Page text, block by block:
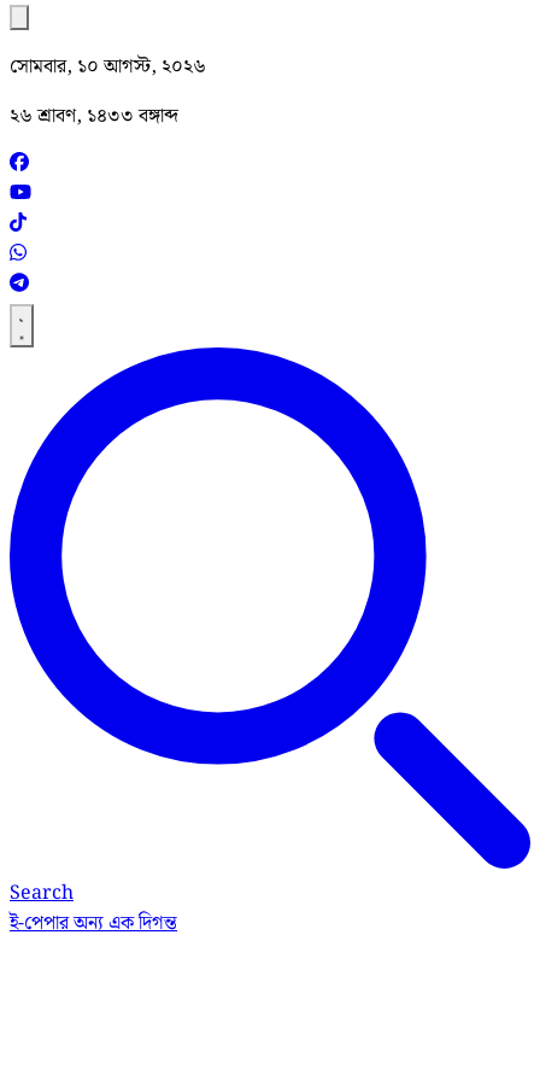
সোমবার, ১০ আগস্ট, ২০২৬
২৬ শ্রাবণ, ১৪৩৩ বঙ্গাব্দ
Search
ই-পেপারঅন্য এক দিগন্ত